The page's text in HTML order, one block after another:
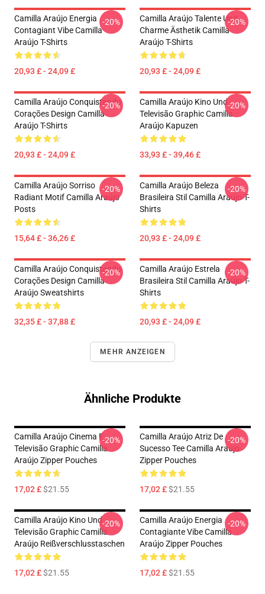
Camilla Araújo Energia
Contagiant Vibe Camilla
Araújo T-Shirts
20,93 £ - 24,09 £
-20%
Camilla Araújo Talente Und
Charme Ästhetik Camilla
Araújo T-Shirts
20,93 £ - 24,09 £
-20%
Camilla Araújo Conquistando
Corações Design Camilla
Araújo T-Shirts
20,93 £ - 24,09 £
-20%
Camilla Araújo Kino Und
Televisão Graphic Camilla
Araújo Kapuzen
33,93 £ - 39,46 £
-20%
Camilla Araújo Sorriso
Radiant Motif Camilla Araújo
Posts
15,64 £ - 36,26 £
-20%
Camilla Araújo Beleza
Brasileira Stil Camilla Araújo T-
Shirts
20,93 £ - 24,09 £
-20%
Camilla Araújo Conquistando
Corações Design Camilla
Araújo Sweatshirts
32,35 £ - 37,88 £
-20%
Camilla Araújo Estrela
Brasileira Stil Camilla Araújo T-
Shirts
20,93 £ - 24,09 £
-20%
MEHR ANZEIGEN
Ähnliche Produkte
Camilla Araújo Cinema E
Televisão Graphic Camilla
Araújo Zipper Pouches
17,02 £$21.55
-20%
Camilla Araújo Atriz De
Sucesso Tee Camilla Araújo
Zipper Pouches
17,02 £$21.55
-20%
Camilla Araújo Kino Und
Televisão Graphic Camilla
Araújo Reißverschlusstaschen
17,02 £$21.55
-20%
Camilla Araújo Energia
Contagiante Vibe Camilla
Araújo Zipper Pouches
17,02 £$21.55
-20%